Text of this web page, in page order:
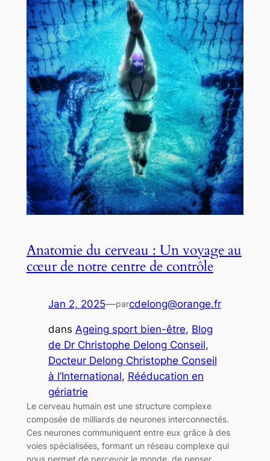
Anatomie du cerveau : Un voyage au
cœur de notre centre de contrôle
Jan 2, 2025—parcdelong@orange.fr
dans Ageing sport bien-être, Blog
de Dr Christophe Delong Conseil
Docteur Delong Christophe Conseil
à l’International, Rééducation en
gériatrie
Le cerveau humain est une structure complexe
composée de milliards de neurones interconnectés.
Ces neurones communiquent entre eux grâce à des
voies spécialisées, formant un réseau complexe qui